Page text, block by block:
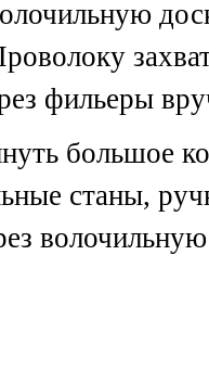
фильеры
большое
станы,